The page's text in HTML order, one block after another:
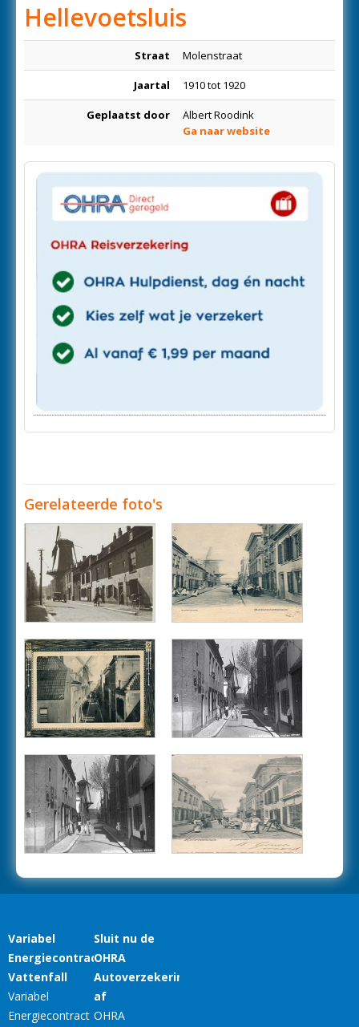
Hellevoetsluis
Straat Molenstraat
Jaartal 1910 tot 1920
Geplaatst door
Albert Roodink
Ga naar website
Gerelateerde foto's